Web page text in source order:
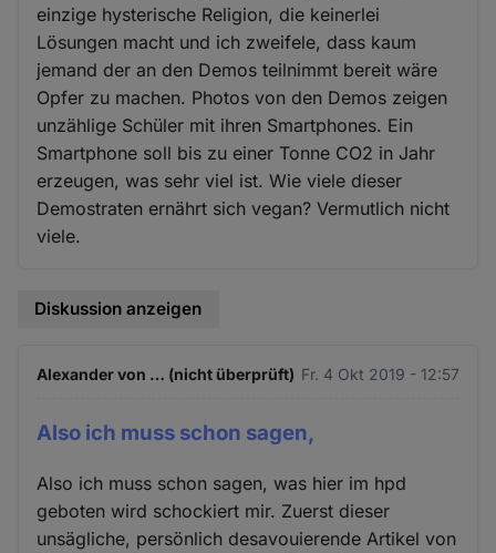
einzige hysterische Religion, die keinerlei
Lösungen macht und ich zweifele, dass kaum
jemand der an den Demos teilnimmt bereit wäre
Opfer zu machen. Photos von den Demos zeigen
unzählige Schüler mit ihren Smartphones. Ein
Smartphone soll bis zu einer Tonne CO2 in Jahr
erzeugen, was sehr viel ist. Wie viele dieser
Demostraten ernährt sich vegan? Vermutlich nicht
viele.
Diskussion anzeigen
Alexander von … (nicht überprüft) Fr. 4 Okt 2019 - 12:57
Also ich muss schon sagen,
Also ich muss schon sagen, was hier im hpd
geboten wird schockiert mir. Zuerst dieser
unsägliche, persönlich desavouierende Artikel von